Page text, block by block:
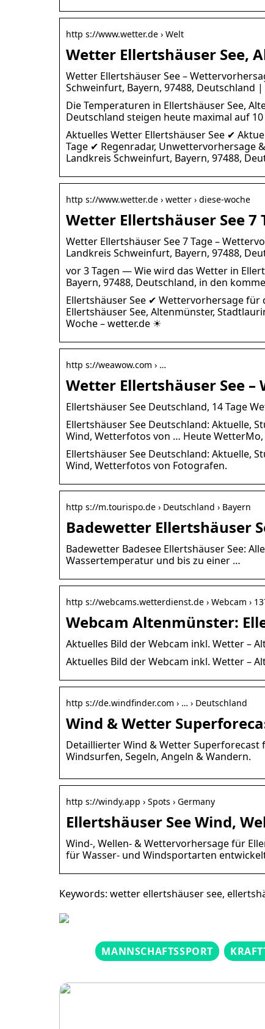
http s://www.wetter.de › Welt
Wetter Ellertshäuser See,
Wetter Ellertshäuser See –
Schweinfurt, Bayern, 97488, Deutschland
Die Temperaturen in Ellertshäuser See,
Deutschland steigen heute maximal auf
Aktuelles Wetter Ellertshäuser See ✔
Tage ✔ Regenradar, Unwettervorhersage
Landkreis Schweinfurt, Bayern, 97488,
http s://www.wetter.de › wetter › diese-woche
Wetter Ellertshäuser See 7
Wetter Ellertshäuser See 7 Tage –
Landkreis Schweinfurt, Bayern, 97488,
vor 3 Tagen — Wie wird das Wetter in
Bayern, 97488, Deutschland, in den
Ellertshäuser See ✔ Wettervorhersage
Ellertshäuser See, Altenmünster,
Woche – wetter.de ☀
http s://weawow.com › …
Wetter Ellertshäuser See –
Ellertshäuser See Deutschland, 14 Tage
Ellertshäuser See Deutschland: Aktuelle,
Wind, Wetterfotos von … Heute WetterMo,
Ellertshäuser See Deutschland: Aktuelle,
Wind, Wetterfotos von Fotografen.
http s://m.tourispo.de › Deutschland › Bayern
Badewetter Ellertshäuser
Badewetter Badesee Ellertshäuser See:
Wassertemperatur und bis zu einer …
http s://webcams.wetterdienst.de › Webcam ›
Webcam Altenmünster:
Aktuelles Bild der Webcam inkl. Wetter –
Aktuelles Bild der Webcam inkl. Wetter –
http s://de.windfinder.com › … › Deutschland
Wind & Wetter
Detaillierter Wind & Wetter Superforecast
Windsurfen, Segeln, Angeln & Wandern.
http s://windy.app › Spots › Germany
Ellertshäuser See Wind,
Wind-, Wellen- & Wettervorhersage für
für Wasser- und Windsportarten
Keywords: wetter ellertshäuser see,
MANNSCHAFTSSPORT